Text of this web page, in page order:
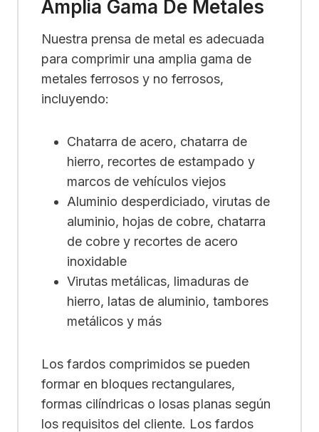
Amplia Gama De Metales
Nuestra prensa de metal es adecuada
para comprimir una amplia gama de
metales ferrosos y no ferrosos,
incluyendo:
Chatarra de acero, chatarra de
hierro, recortes de estampado y
marcos de vehículos viejos
Aluminio desperdiciado, virutas de
aluminio, hojas de cobre, chatarra
de cobre y recortes de acero
inoxidable
Virutas metálicas, limaduras de
hierro, latas de aluminio, tambores
metálicos y más
Los fardos comprimidos se pueden
formar en bloques rectangulares,
formas cilíndricas o losas planas según
los requisitos del cliente. Los fardos